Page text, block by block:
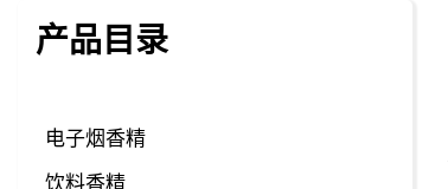
产品目录
电子烟香精
饮料香精